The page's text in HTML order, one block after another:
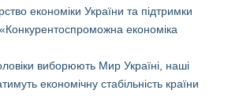
економіки України та підтримки
економіка
виборюють Мир Україні, наші
економічну стабільність країни